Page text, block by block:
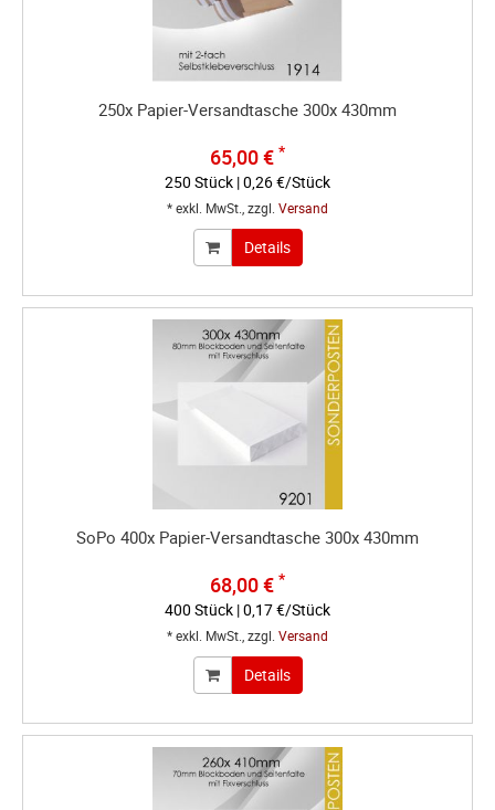
250x Papier-Versandtasche 300x 430mm
65,00 € *
250 Stück | 0,26 €/Stück
* exkl. MwSt., zzgl. Versand
Details
SoPo 400x Papier-Versandtasche 300x 430mm
68,00 € *
400 Stück | 0,17 €/Stück
* exkl. MwSt., zzgl. Versand
Details